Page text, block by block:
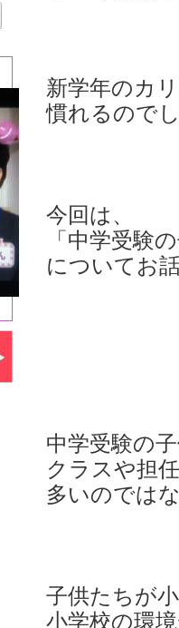
新学年のカ
慣れるので
今回は、
「中学受験
についてお
中学受験の
クラスや担
多いのでは
子供たちが
小学校の環